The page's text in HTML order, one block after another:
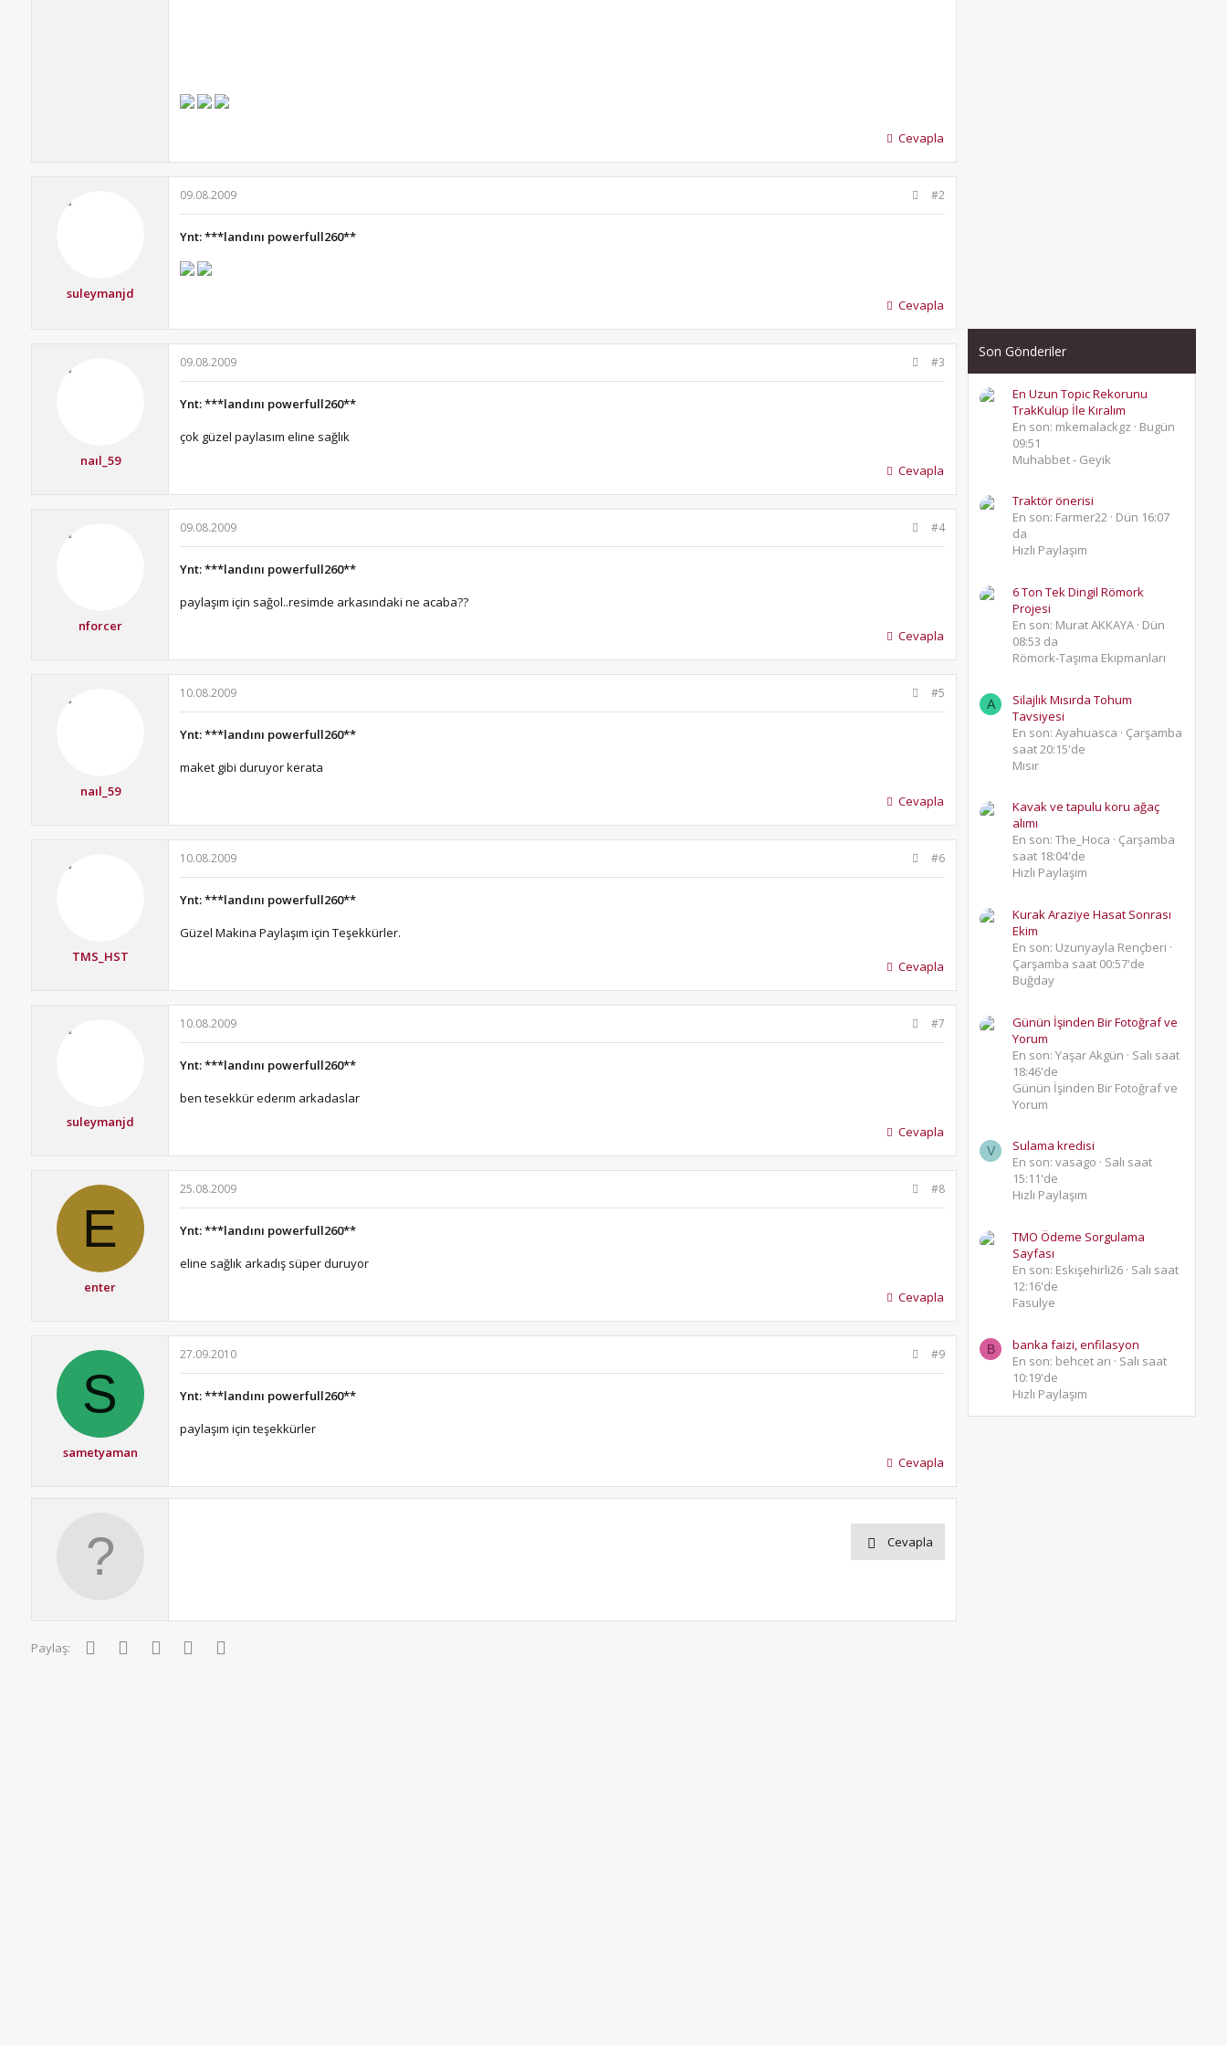
Cevapla
suleymanjd
09.08.2009 #2
Ynt: ***landını powerfull260**
Cevapla
naıl_59
09.08.2009 #3
Ynt: ***landını powerfull260**
çok güzel paylasım eline sağlık
Cevapla
nforcer
09.08.2009 #4
Ynt: ***landını powerfull260**
paylaşım için sağol..resimde arkasındaki ne acaba??
Cevapla
naıl_59
10.08.2009 #5
Ynt: ***landını powerfull260**
maket gibi duruyor kerata
Cevapla
TMS_HST
10.08.2009 #6
Ynt: ***landını powerfull260**
Güzel Makina Paylaşım için Teşekkürler.
Cevapla
suleymanjd
10.08.2009 #7
Ynt: ***landını powerfull260**
ben tesekkür ederım arkadaslar
Cevapla
E
enter
25.08.2009 #8
Ynt: ***landını powerfull260**
eline sağlık arkadış süper duruyor
Cevapla
S
sametyaman
27.09.2010 #9
Ynt: ***landını powerfull260**
paylaşım için teşekkürler
Cevapla
Cevapla
Paylaş: Facebook
Twitter PinterestWhatsApp
Son Gönderiler
En Uzun Topic Rekorunu
TrakKulüp İle Kıralım
En son: mkemalackgz
Bugün
09:51
Muhabbet - Geyik
Traktör önerisi
En son: Farmer22 Dün 16:07
da
Hızlı Paylaşım
6 Ton Tek Dingil Römork
Projesi
En son: Murat AKKAYA Dün
08:53 da
Römork-Taşıma Ekipmanları
A
Silajlık Mısırda Tohum
Tavsiyesi
En son: Ayahuasca
Çarşamba
saat 20:15'de
Mısır
Kavak ve tapulu koru ağaç
alımı
En son: The_Hoca
Çarşamba
saat 18:04'de
Hızlı Paylaşım
Kurak Araziye Hasat Sonrası
Ekim
En son: Uzunyayla Rençberi
Çarşamba saat 00:57'de
Buğday
Günün İşinden Bir Fotoğraf ve
Yorum
En son: Yaşar Akgün
Salı saat
18:46'de
Günün İşinden Bir Fotoğraf ve
Yorum
V
Sulama kredisi
En son: vasago
Salı saat
15:11'de
Hızlı Paylaşım
TMO Ödeme Sorgulama
Sayfası
En son: Eskişehirli26 Salı saat
12:16'de
Fasulye
B
banka faizi, enfilasyon
En son: behcet arı
Salı saat
10:19'de
Hızlı Paylaşım